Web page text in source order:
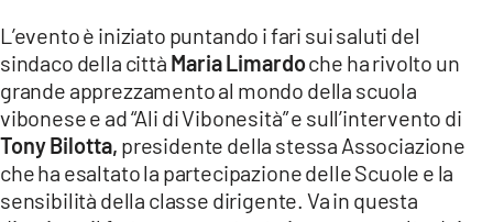
L’evento è iniziato puntando i fari sui saluti del
sindaco della città Maria Limardoche ha rivolto un
grande apprezzamento al mondo della scuola
vibonese e ad “Ali di Vibonesità” e sull’intervento di
Tony Bilotta, presidente della stessa Associazione
che ha esaltato la partecipazione delle Scuole e la
sensibilità della classe dirigente. Va in questa